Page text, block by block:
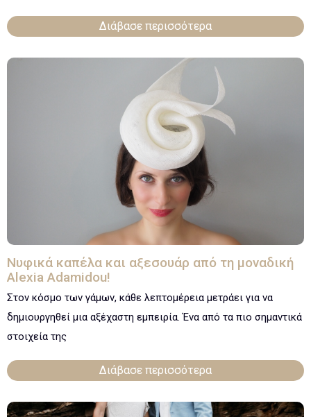
Διάβασε περισσότερα
Νυφικά καπέλα και αξεσουάρ από τη μοναδική
Alexia Adamidou!
Στον κόσμο των γάμων, κάθε λεπτομέρεια μετράει για να
δημιουργηθεί μια αξέχαστη εμπειρία. Ένα από τα πιο σημαντικά
στοιχεία της
Διάβασε περισσότερα